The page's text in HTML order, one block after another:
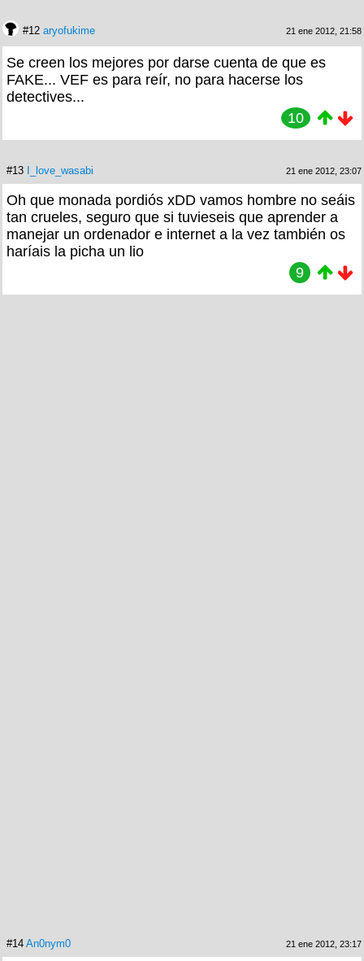
#12 aryofukime 21 ene 2012, 21:58
Se creen los mejores por darse cuenta de que es
FAKE... VEF es para reír, no para hacerse los
detectives...
10
#13 I_love_wasabi 21 ene 2012, 23:07
Oh que monada pordiós xDD vamos hombre no seáis
tan crueles, seguro que si tuvieseis que aprender a
manejar un ordenador e internet a la vez también os
haríais la picha un lio
9
#14 An0nym0 21 ene 2012, 23:17